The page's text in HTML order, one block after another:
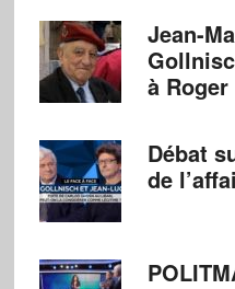
Jean-
à
Débat
de